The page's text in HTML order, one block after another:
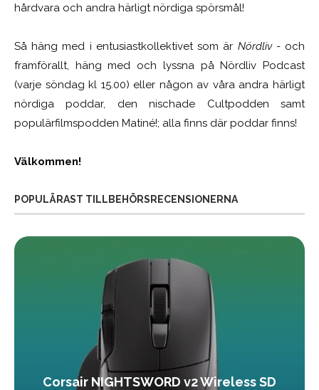
hårdvara och andra härligt nördiga spörsmål!
Så häng med i entusiastkollektivet som är Nördliv- och
framförallt, häng med och lyssna på Nördliv Podcast
(varje söndag kl 15.00) eller någon av våra andra härligt
nördiga poddar, den nischade Cultpodden samt
populärfilmspodden Matiné!; alla finns där poddar finns!
Välkommen!
POPULÄRAST TILLBEHÖRSRECENSIONERNA
Corsair NIGHTSWORD v2 Wireless SD